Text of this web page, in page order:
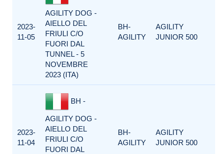
2023-
11-05
AGILITY DOG -
AIELLO DEL
FRIULI C/O
FUORI DAL
TUNNEL - 5
NOVEMBRE
2023 (ITA)
BH-
AGILITY
AGILITY
JUNIOR 500
2023-
11-04
BH -
AGILITY DOG -
AIELLO DEL
FRIULI C/O
FUORI DAL
BH-
AGILITY
AGILITY
JUNIOR 500